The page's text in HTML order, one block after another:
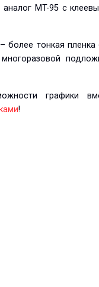
MT-95 с
– более тонкая
графики
!